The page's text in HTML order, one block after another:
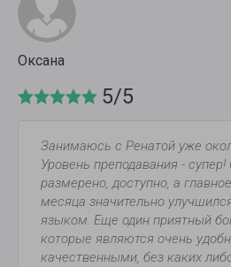
Оксана
5/5
Занимаюсь с Ренатой уже
Уровень преподавания - супер!
размерено, доступно, а
месяца значительно
языком. Еще один приятный
которые являются очень
качественными, без каких